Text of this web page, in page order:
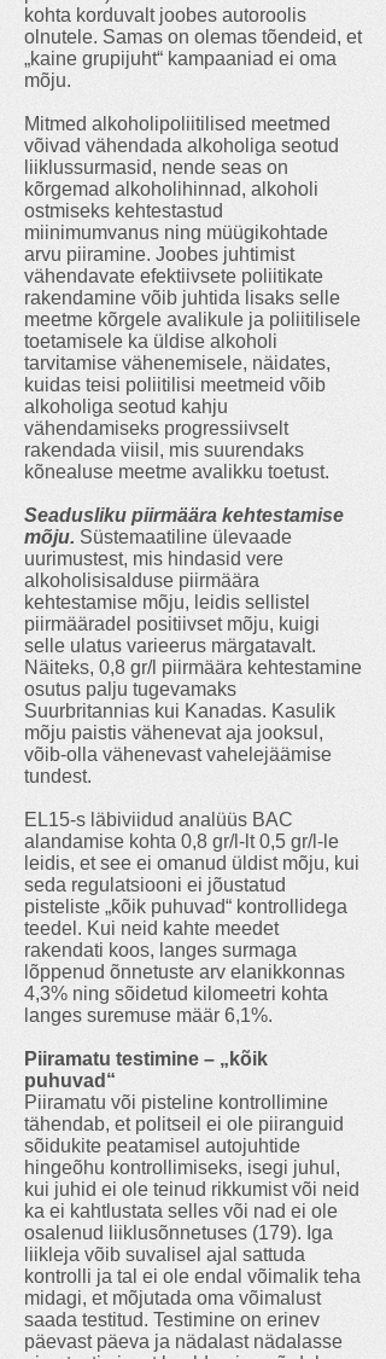
kohta korduvalt joobes autoroolis
olnutele. Samas on olemas tõendeid, et
„kaine grupijuht“ kampaaniad ei oma
mõju.
Mitmed alkoholipoliitilised meetmed
võivad vähendada alkoholiga seotud
liiklussurmasid, nende seas on
kõrgemad alkoholihinnad, alkoholi
ostmiseks kehtestastud
miinimumvanus ning müügikohtade
arvu piiramine. Joobes juhtimist
vähendavate efektiivsete poliitikate
rakendamine võib juhtida lisaks selle
meetme kõrgele avalikule ja poliitilisele
toetamisele ka üldise alkoholi
tarvitamise vähenemisele, näidates,
kuidas teisi poliitilisi meetmeid võib
alkoholiga seotud kahju
vähendamiseks progressiivselt
rakendada viisil, mis suurendaks
kõnealuse meetme avalikku toetust.
Seadusliku piirmäära kehtestamise
mõju. Süstemaatiline ülevaade
uurimustest, mis hindasid vere
alkoholisisalduse piirmäära
kehtestamise mõju, leidis sellistel
piirmääradel positiivset mõju, kuigi
selle ulatus varieerus märgatavalt.
Näiteks, 0,8 gr/l piirmäära kehtestamine
osutus palju tugevamaks
Suurbritannias kui Kanadas. Kasulik
mõju paistis vähenevat aja jooksul,
võib-olla vähenevast vahelejäämise
tundest.
EL15-s läbiviidud analüüs BAC
alandamise kohta 0,8 gr/l-lt 0,5 gr/l-le
leidis, et see ei omanud üldist mõju, kui
seda regulatsiooni ei jõustatud
pisteliste „kõik puhuvad“ kontrollidega
teedel. Kui neid kahte meedet
rakendati koos, langes surmaga
lõppenud õnnetuste arv elanikkonnas
4,3% ning sõidetud kilomeetri kohta
langes suremuse määr 6,1%.
Piiramatu testimine – „kõik
puhuvad“
Piiramatu või pisteline kontrollimine
tähendab, et politseil ei ole piiranguid
sõidukite peatamisel autojuhtide
hingeõhu kontrollimiseks, isegi juhul,
kui juhid ei ole teinud rikkumist või neid
ka ei kahtlustata selles või nad ei ole
osalenud liiklusõnnetuses (179). Iga
liikleja võib suvalisel ajal sattuda
kontrolli ja tal ei ole endal võimalik teha
midagi, et mõjutada oma võimalust
saada testitud. Testimine on erinev
päevast päeva ja nädalast nädalasse